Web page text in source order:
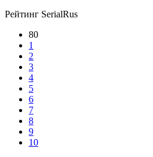
Рейтинг SerialRus
80
1
2
3
4
5
6
7
8
9
10